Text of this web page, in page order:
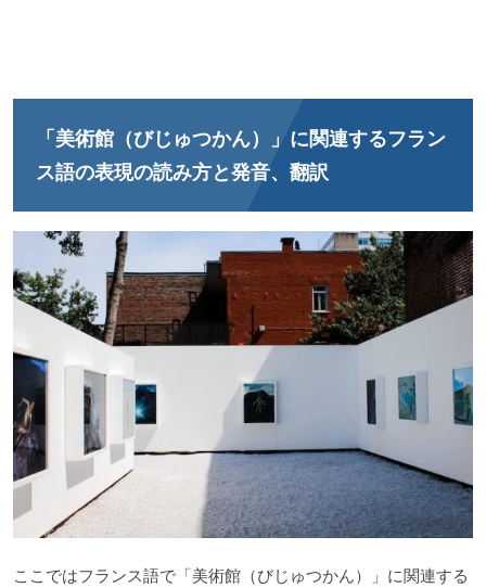
「美術館（びじゅつかん）」に関連するフラン
ス語の表現の読み方と発音、翻訳
ここではフランス語で「美術館（びじゅつかん）」に関連する